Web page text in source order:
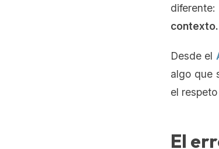
diferente:
contexto.
Desde el
algo que
el
El